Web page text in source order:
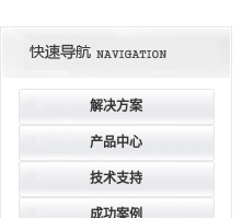
解决方案
产品中心
技术支持
成功案例